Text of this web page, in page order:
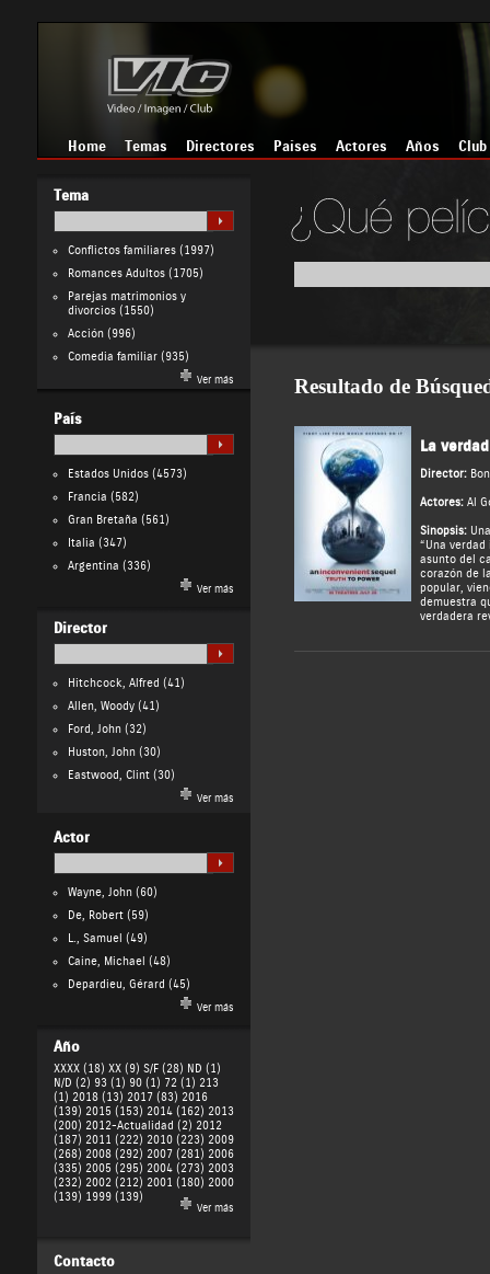
Home Temas Directores Países Actores Años Club
Tema
Conflictos familiares(1997)
Romances Adultos(1705)
Parejas matrimonios y
divorcios(1550)
Acción(996)
Comedia familiar(935)
Ver más
País
Estados Unidos(4573)
Francia (582)
Gran Bretaña (561)
Italia (347)
Argentina (336)
Ver más
Director
Hitchcock, Alfred (41)
Allen, Woody(41)
Ford, John(32)
Huston, John(30)
Eastwood, Clint(30)
Ver más
Actor
Wayne, John(60)
De, Robert(59)
L., Samuel (49)
Caine, Michael (48)
Depardieu, Gérard (45)
Ver más
Año
XXXX (18) XX (9) S/F (28) ND (1)
N/D (2) 93 (1) 90 (1) 72 (1) 213
(1) 2018 (13) 2017 (83) 2016
(139) 2015 (153) 2014 (162) 2013
(200) 2012-Actualidad (2) 2012
(187) 2011 (222) 2010 (223) 2009
(268) 2008 (292) 2007 (281) 2006
(335) 2005 (295) 2004 (273) 2003
(232) 2002 (212) 2001 (180) 2000
(139) 1999 (139)
Ver más
Contacto
Resultado de
La
Director:
Actores: Al
Sinopsis:
“Una
asunto del
corazón de
popular,
demuestra
verdadera